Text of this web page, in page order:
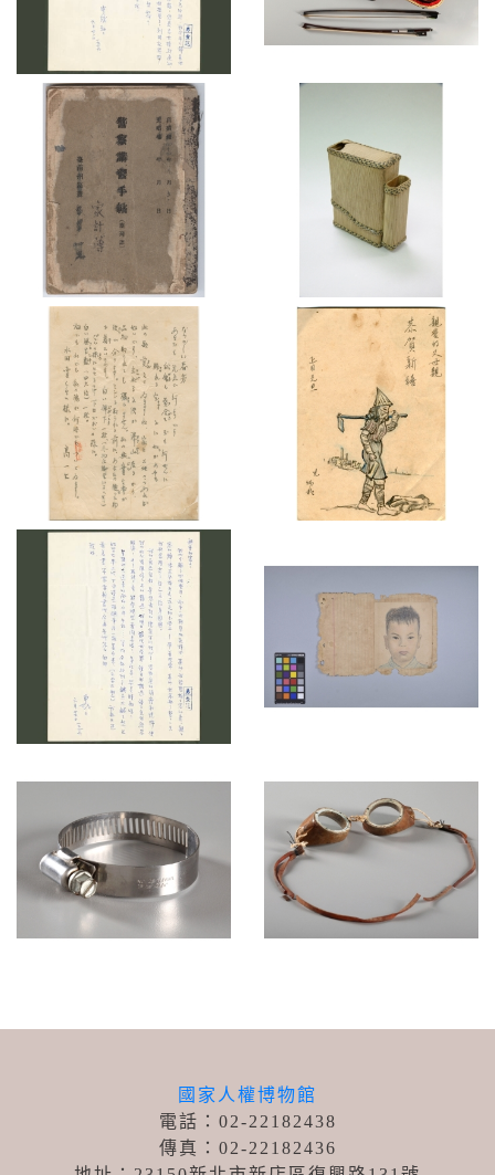
國家人權博物館
電話：02-22182438
傳真：02-22182436